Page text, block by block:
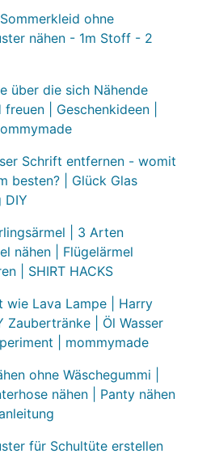
ohne
nähen - 1m Stoff - 2
über die sich Nähende
freuen | Geschenkideen |
Schrift entfernen - womit
besten? | Glück Glas
DIY
| 3 Arten
nähen | Flügelärmel
| SHIRT HACKS
wie Lava Lampe | Harry
Zaubertränke | Öl Wasser
| mommymade
ohne Wäschegummi |
nähen | Panty nähen
für Schultüte erstellen